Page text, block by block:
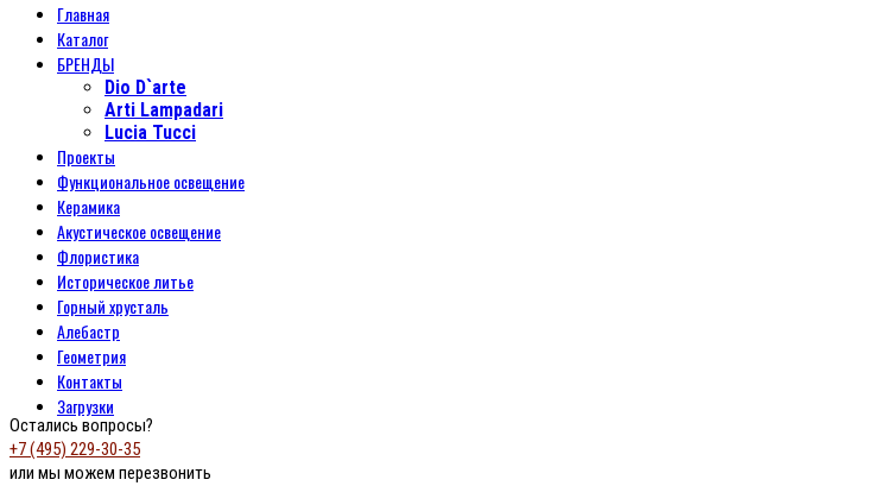
Главная
Каталог
БРЕНДЫ
Dio D`arte
Arti Lampadari
Lucia Tucci
Проекты
Функциональное освещение
Керамика
Акустическое освещение
Флористика
Историческое литье
Горный хрусталь
Алебастр
Геометрия
Контакты
Загрузки
Остались вопросы?
+7 (495) 229-30-35
или мы можем перезвонить